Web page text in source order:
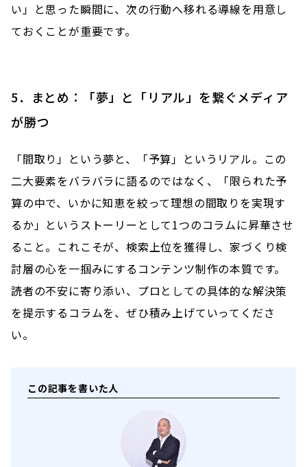
い」と思った瞬間に、次の行動へ移れる導線を用意し
ておくことが重要です。
5．まとめ：「夢」と「リアル」を繋ぐメディア
が勝つ
「間取り」という夢と、「予算」というリアル。この
二大要素をバラバラに語るのではなく、「限られた予
算の中で、いかに知恵を絞って理想の間取りを実現す
るか」というストーリーとして1つのコラムに昇華させ
ること。これこそが、検索上位を獲得し、家づくり検
討層の心を一掴みにするコンテンツ制作の本質です。
読者の不安に寄り添い、プロとしての具体的な解決策
を提示するコラムを、ぜひ積み上げていってくださ
い。
この記事を書いた人